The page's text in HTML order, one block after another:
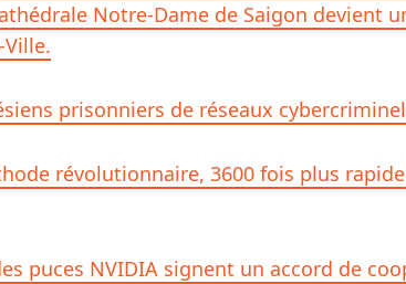
Notre-Dame de Saigon devient
prisonniers de réseaux
révolutionnaire, 3600 fois plus
puces NVIDIA signent un accord de